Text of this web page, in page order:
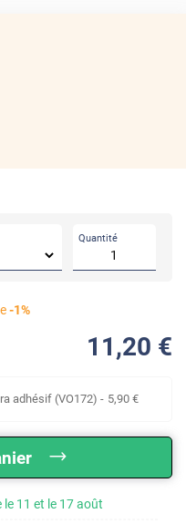
Quantité
-1%
11 ,20 €
adhésif (VO172) - 5,90 €
11 et le 17 août